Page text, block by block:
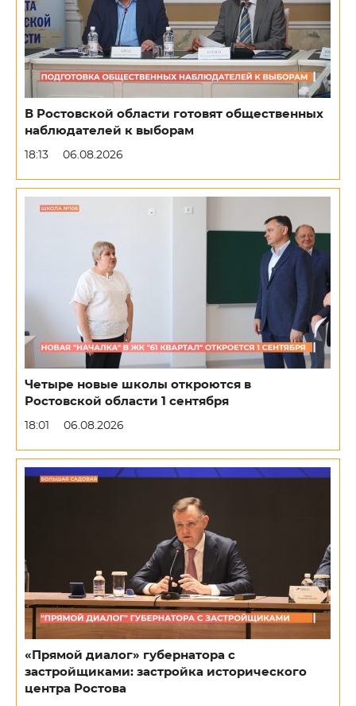
В Ростовской области готовят общественных
наблюдателей к выборам
18:13 06.08.2026
Четыре новые школы откроются в
Ростовской области 1 сентября
18:01 06.08.2026
«Прямой диалог» губернатора с
застройщиками: застройка исторического
центра Ростова